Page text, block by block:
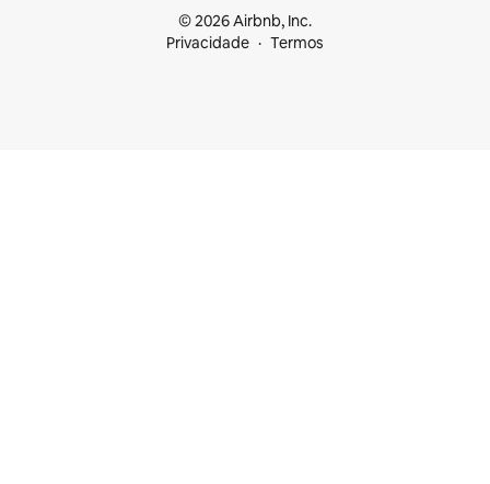
© 2026 Airbnb, Inc.
Privacidade
Termos